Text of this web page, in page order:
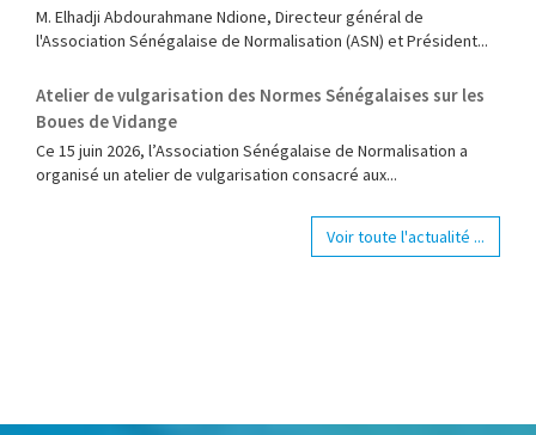
M. Elhadji Abdourahmane Ndione, Directeur général de
l'Association Sénégalaise de Normalisation (ASN) et Président...
Atelier de vulgarisation des Normes Sénégalaises sur les
Boues de Vidange
Ce 15 juin 2026, l’Association Sénégalaise de Normalisation a
organisé un atelier de vulgarisation consacré aux...
Voir toute l'actualité ...